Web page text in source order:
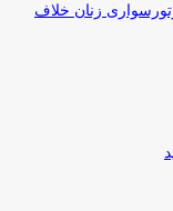
زنان خلاف